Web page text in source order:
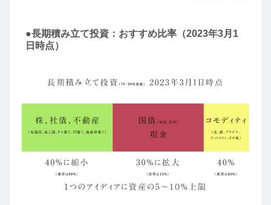
●長期積み立て投資：おすすめ比率（2023年3月1
日時点）